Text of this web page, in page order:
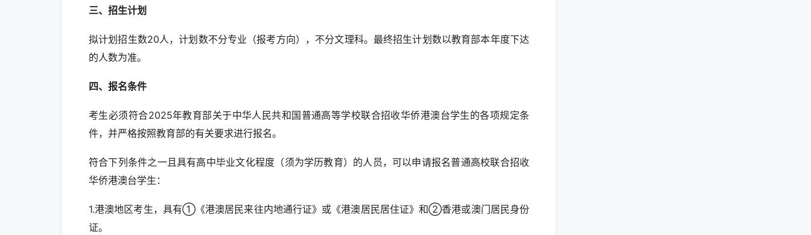
三、招生计划
拟计划招生数20人，计划数不分专业（报考方向），不分文理科。最终招生计划数以教育部本年度下达
的人数为准。
四、报名条件
考生必须符合2025年教育部关于中华人民共和国普通高等学校联合招收华侨港澳台学生的各项规定条
件，并严格按照教育部的有关要求进行报名。
符合下列条件之一且具有高中毕业文化程度（须为学历教育）的人员，可以申请报名普通高校联合招收
华侨港澳台学生：
1.港澳地区考生，具有①《港澳居民来往内地通行证》或《港澳居民居住证》和②香港或澳门居民身份
证。